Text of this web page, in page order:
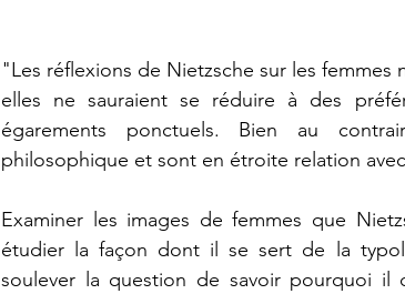
"Les réflexions de Nietzsche sur les
elles ne sauraient se réduire à des
égarements ponctuels. Bien au
philosophique et sont en étroite relation
Examiner les images de femmes que
étudier la façon dont il se sert de la
soulever la question de savoir pourquoi il